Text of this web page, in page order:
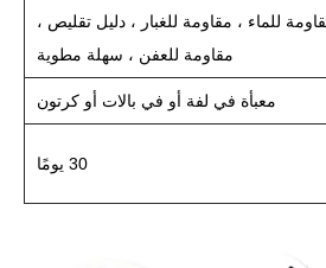
للماء ، مقاومة للغبار ، دليل تقليص ،
مقاومة للعفن ، سهلة مطوية
معبأة في لفة أو في بالات أو كرتون
30 يومًا